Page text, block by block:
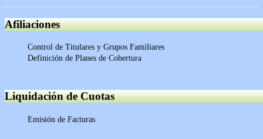
Afiliaciones
Control de Titulares y Grupos Familiares
Definición de Planes de Cobertura
Liquidación de Cuotas
Emisión de Facturas